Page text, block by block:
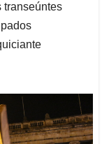
transeúntes